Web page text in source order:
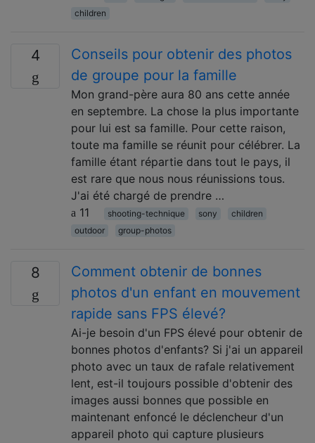
children
4
Conseils pour obtenir des photos
de groupe pour la famille
Mon grand-père aura 80 ans cette année
en septembre. La chose la plus importante
pour lui est sa famille. Pour cette raison,
toute ma famille se réunit pour célébrer. La
famille étant répartie dans tout le pays, il
est rare que nous nous réunissions tous.
J'ai été chargé de prendre …
11
shooting-technique sony
children
outdoor
group-photos
8
Comment obtenir de bonnes
photos d'un enfant en mouvement
rapide sans FPS élevé?
Ai-je besoin d'un FPS élevé pour obtenir de
bonnes photos d'enfants? Si j'ai un appareil
photo avec un taux de rafale relativement
lent, est-il toujours possible d'obtenir des
images aussi bonnes que possible en
maintenant enfoncé le déclencheur d'un
appareil photo qui capture plusieurs